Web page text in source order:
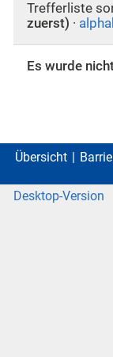
Trefferliste
zuerst) ·
Es wurde
Übersicht
Desktop-Version